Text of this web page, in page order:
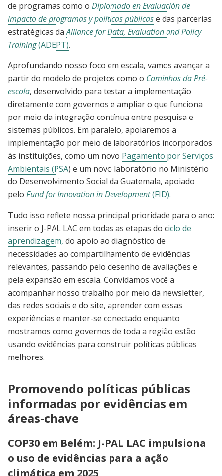
de programas como o Diplomado en Evaluación de
impacto de programas y políticas públicase das parcerias
estratégicas daAlliance for Data, Evaluation and Policy
Training(ADEPT).
Aprofundando nosso foco em escala, vamos avançar a
partir do modelo de projetos como o Caminhos da Pré-
escola, desenvolvido para testar a implementação
diretamente com governos e ampliar o que funciona
por meio da integração contínua entre pesquisa e
sistemas públicos. Em paralelo, apoiaremos a
implementação por meio de laboratórios incorporados
às instituições, como um novo Pagamento por Serviços
Ambientais (PSA) e um novo laboratório no Ministério
do Desenvolvimento Social da Guatemala, apoiado
pelo Fund for Innovation in Development(FID).
Tudo isso reflete nossa principal prioridade para o ano:
inserir o J-PAL LAC em todas as etapas do ciclo de
aprendizagem, do apoio ao diagnóstico de
necessidades ao compartilhamento de evidências
relevantes, passando pelo desenho de avaliações e
pela expansão em escala. Convidamos você a
acompanhar nosso trabalho por meio da newsletter,
das redes sociais e do site, aprender com essas
experiências e manter-se conectado enquanto
mostramos como governos de toda a região estão
usando evidências para construir políticas públicas
melhores.
Promovendo políticas públicas
informadas por evidências em
áreas-chave
COP30 em Belém: J-PAL LAC impulsiona
o uso de evidências para a ação
climática em 2025